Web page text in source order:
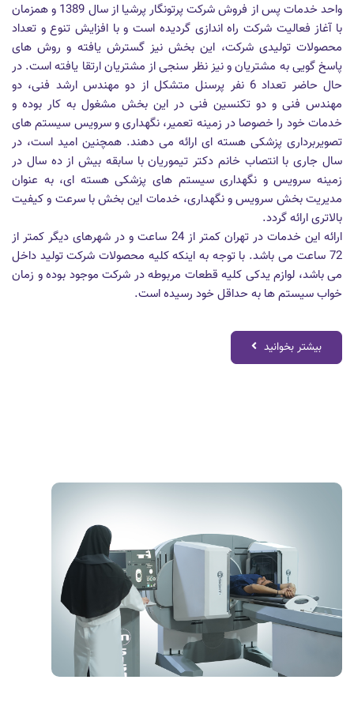
واحد خدمات پس از فروش شرکت پرتونگار پرشیا از سال 1389 و همزمان
با آغاز فعالیت شرکت راه اندازی گردیده است و با افزایش تنوع و تعداد
محصولات تولیدی شرکت، این بخش نیز گسترش یافته و روش های
پاسخ گویی به مشتریان و نیز نظر سنجی از مشتریان ارتقا یافته است. در
حال حاضر تعداد 6 نفر پرسنل متشکل از دو مهندس ارشد فنی، دو
مهندس فنی و دو تکنسین فنی در این بخش مشغول به کار بوده و
خدمات خود را خصوصا در زمینه تعمیر، نگهداری و سرویس سیستم های
تصویربرداری پزشکی هسته ای ارائه می دهند. همچنین امید است، در
سال جاری با انتصاب خانم دکتر تیموریان با سابقه بیش از ده سال در
زمینه سرویس و نگهداری سیستم های پزشکی هسته ای، به عنوان
مدیریت بخش سرویس و نگهداری، خدمات این بخش با سرعت و کیفیت
بالاتری ارائه گردد.
ارائه این خدمات در تهران کمتر از 24 ساعت و در شهرهای دیگر کمتر از
72 ساعت می باشد. با توجه به اینکه کلیه محصولات شرکت تولید داخل
می باشد، لوازم یدکی کلیه قطعات مربوطه در شرکت موجود بوده و زمان
خواب سیستم ها به حداقل خود رسیده است.
بیشتر بخوانید